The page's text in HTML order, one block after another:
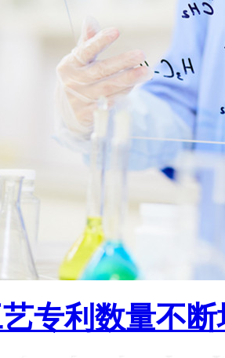
专利数量不